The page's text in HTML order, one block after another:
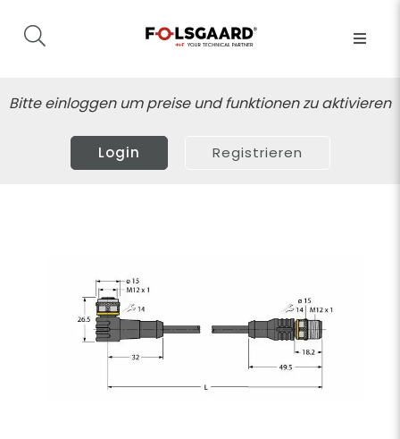
Bitte einloggen um preise und funktionen zu aktivieren
Login Registrieren